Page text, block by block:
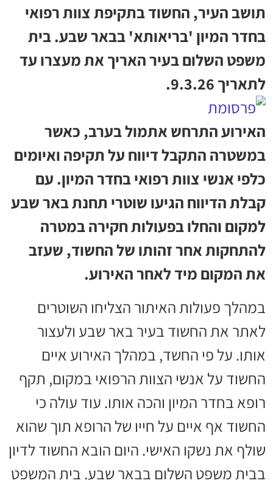
תושב העיר, החשוד בתקיפת צוות רפואי
בחדר המיון 'בריאותא' בבאר שבע. בית
משפט השלום בעיר האריך את מעצרו עד
לתאריך 9.3.26.
האירוע התרחש אתמול בערב, כאשר
במשטרה התקבל דיווח על תקיפה ואיומים
כלפי אנשי צוות רפואי בחדר המיון. עם
קבלת הדיווח הגיעו שוטרי תחנת באר שבע
למקום והחלו בפעולות חקירה במטרה
להתחקות אחר זהותו של החשוד, שעזב
את המקום מיד לאחר האירוע.
במהלך פעולות האיתור הצליחו השוטרים
לאתר את החשוד בעיר באר שבע ולעצור
אותו. על פי החשד, במהלך האירוע איים
החשוד על אנשי הצוות הרפואי במקום, תקף
רופא בחדר המיון והכה אותו. עוד עולה כי
החשוד אף איים על חייו של הרופא תוך שהוא
שולף את נשקו האישי. היום הובא החשוד לדיון
בבית משפט השלום בבאר שבע. בית המשפט